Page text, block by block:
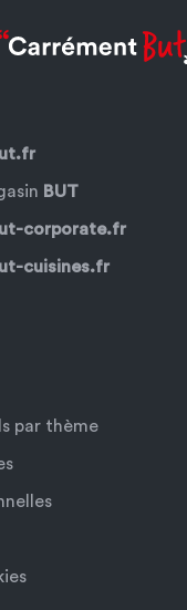
par thème
BUT
corporate.fr
cuisines.fr